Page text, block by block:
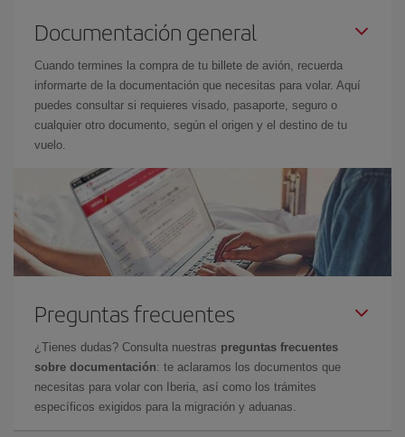
Documentación general
Cuando termines la compra de tu billete de avión, recuerda
informarte de la documentación que necesitas para volar. Aquí
puedes consultar si requieres visado, pasaporte, seguro o
cualquier otro documento, según el origen y el destino de tu
vuelo.
Preguntas frecuentes
¿Tienes dudas? Consulta nuestras preguntas frecuentes
sobre documentación: te aclaramos los documentos que
necesitas para volar con Iberia, así como los trámites
específicos exigidos para la migración y aduanas.